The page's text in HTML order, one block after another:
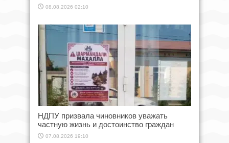
08.08.2026 02:10
НДПУ призвала чиновников уважать
частную жизнь и достоинство граждан
07.08.2026 19:10